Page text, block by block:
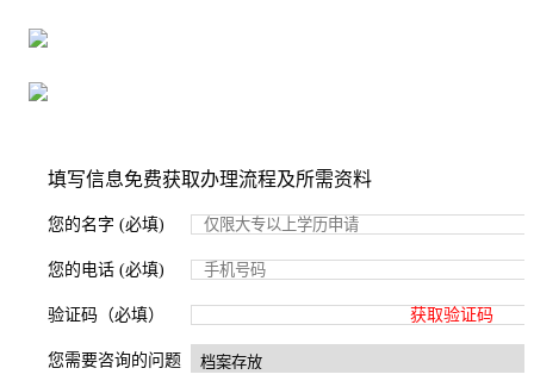
填写信息免费获取办理流程及所需资料
您的名字 (必填)
您的电话 (必填)
验证码（必填） 获取验证码
您需要咨询的问题